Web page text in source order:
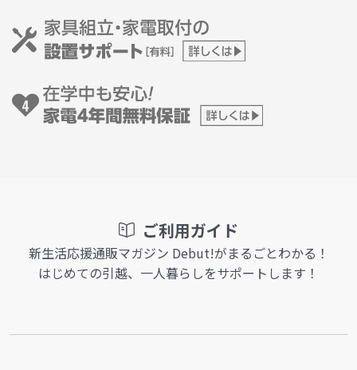
ご利用ガイド
新生活応援通販マガジン Debut!がまるごとわかる！
はじめての引越、一人暮らしをサポートします！